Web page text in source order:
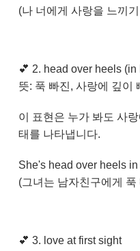
(나 너에게 사랑을 느끼
💕 2. head over heels (in
뜻: 푹 빠진, 사랑에 깊이
이 표현은 누가 봐도 사
태를 나타냅니다.
She's head over heels
(그녀는 남자친구에게 푹
💕 3. love at first sight